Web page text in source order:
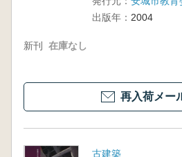
出版年： 2004
新刊 在庫なし
再入荷メー
古建築